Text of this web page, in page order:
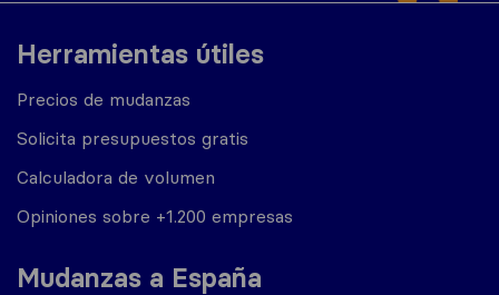
Herramientas útiles
Precios de mudanzas
Solicita presupuestos gratis
Calculadora de volumen
Opiniones sobre +1.200 empresas
Mudanzas a España